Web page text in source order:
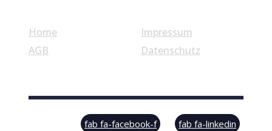
Home
AGB
Impressum
Datenschutz
© Swiss Label, All rights reserved
fab fa-facebook-f
fab fa-linkedin